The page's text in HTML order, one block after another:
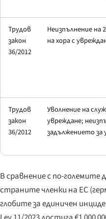
Трудов
закон
36/2012
Неизпълнение на
на хора с
Трудов
закон
36/2012
Уволнение на
увреждане;
задължението за
В сравнение с по-големите
страните членки на ЕС
глобите за единичен